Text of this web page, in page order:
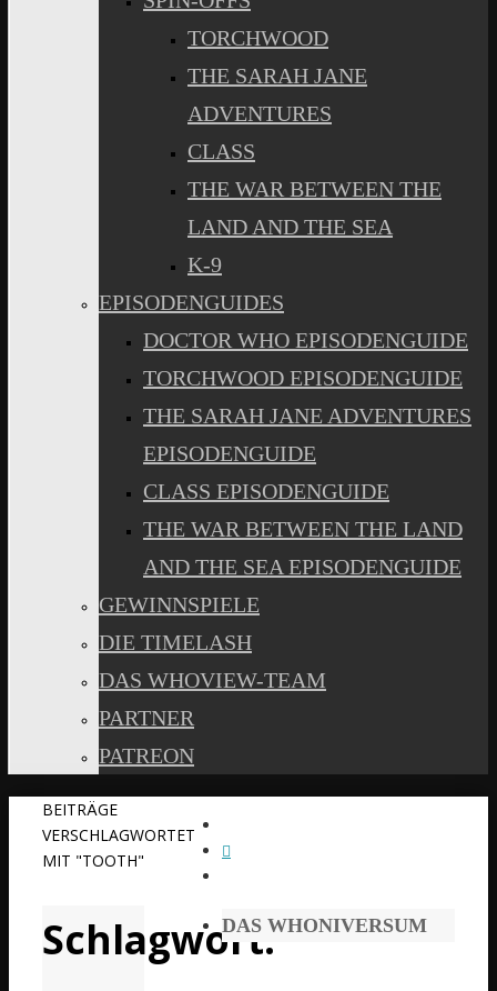
TORCHWOOD
THE SARAH JANE
ADVENTURES
CLASS
THE WAR BETWEEN THE
LAND AND THE SEA
K-9
EPISODENGUIDES
DOCTOR WHO EPISODENGUIDE
TORCHWOOD EPISODENGUIDE
THE SARAH JANE ADVENTURES
EPISODENGUIDE
CLASS EPISODENGUIDE
THE WAR BETWEEN THE LAND
AND THE SEA EPISODENGUIDE
GEWINNSPIELE
DIE TIMELASH
DAS WHOVIEW-TEAM
PARTNER
PATREON
START
BEITRÄGE
VERSCHLAGWORTET
MIT "TOOTH"
Schlagwort:DAS WHONIVERSUM